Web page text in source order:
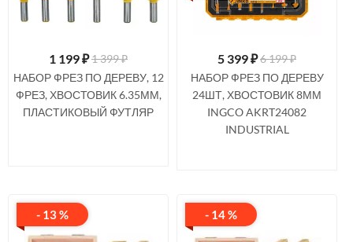
1 199₽1 399 ₽
НАБОР ФРЕЗ ПО ДЕРЕВУ, 12
ФРЕЗ, ХВОСТОВИК 6.35ММ,
ПЛАСТИКОВЫЙ ФУТЛЯР
5 399₽6 199 ₽
НАБОР ФРЕЗ ПО ДЕРЕВУ
24ШТ, ХВОСТОВИК 8ММ
INGCO AKRT24082
INDUSTRIAL
- 13 % - 14 %